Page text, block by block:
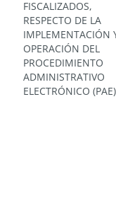
FISCALIZADOS,
RESPECTO DE LA
IMPLEMENTACIÓN
OPERACIÓN DEL
PROCEDIMIENTO
ADMINISTRATIVO
ELECTRÓNICO (PAE)